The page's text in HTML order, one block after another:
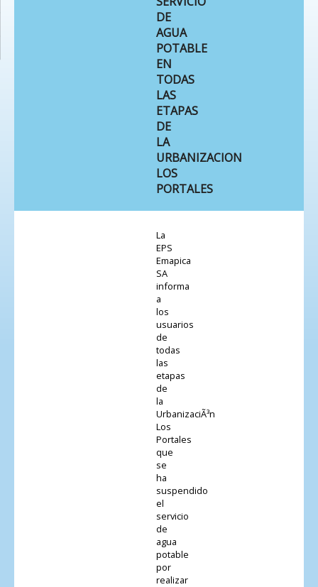
DE
AGUA
POTABLE
EN
TODAS
LAS
ETAPAS
DE
LA
URBANIZACION
LOS
PORTALES
La
EPS
Emapica
SA
informa
a
los
usuarios
de
todas
las
etapas
de
la
UrbanizaciÃ³n
Los
Portales
que
se
ha
suspendido
el
servicio
de
agua
potable
por
realizar